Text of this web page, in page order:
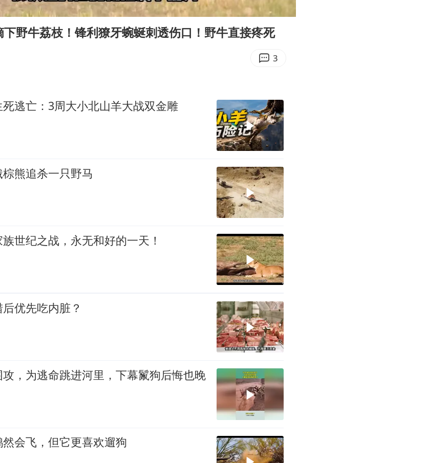
首次证实！“胶球”存在
东方甄选被判赔偿江小白30万元
05:42
野牛荔枝！锋利獠牙蜿蜒刺透伤口！野牛直接疼死
3
逃亡：3周大小北山羊大战双金雕
熊追杀一只野马
世纪之战，永无和好的一天！
优先吃内脏？
，为逃命跳进河里，下幕鬣狗后悔也晚
会飞，但它更喜欢遛狗